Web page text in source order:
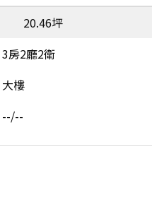
20.46坪
3房2廳2衛
大樓
--/--